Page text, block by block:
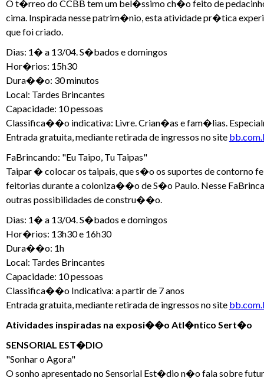
O t�rreo do CCBB tem um bel�ssimo ch�o feito de
cima. Inspirada nesse patrim�nio, esta atividade pr�tica
que foi criado.
Dias: 1� a 13/04. S�bados e domingos
Hor�rios: 15h30
Dura��o: 30 minutos
Local: Tardes Brincantes
Capacidade: 10 pessoas
Classifica��o indicativa: Livre. Crian�as e fam�lias.
Entrada gratuita, mediante retirada de ingressos no site
FaBrincando: "Eu Taipo, Tu Taipas"
Taipar � colocar os taipais, que s�o os suportes de contorno
feitorias durante a coloniza��o de S�o Paulo. Nesse
outras possibilidades de constru��o.
Dias: 1� a 13/04. S�bados e domingos
Hor�rios: 13h30 e 16h30
Dura��o: 1h
Local: Tardes Brincantes
Capacidade: 10 pessoas
Classifica��o Indicativa: a partir de 7 anos
Entrada gratuita, mediante retirada de ingressos no site
Atividades inspiradas na exposi��o Atl�ntico Sert�o
SENSORIAL EST�DIO
"Sonhar o Agora"
O sonho apresentado no Sensorial Est�dio n�o fala sobre